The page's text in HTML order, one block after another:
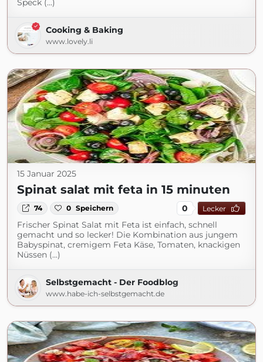
Speck (...)
Cooking & Baking
www.lovely.li
15 Januar 2025
Spinat salat mit feta in 15 minuten
74 0 Speichern 0 Lecker
Frischer Spinat Salat mit Feta ist einfach, schnell
gemacht und so lecker! Die Kombination aus jungem
Babyspinat, cremigem Feta Käse, Tomaten, knackigen
Nüssen (...)
Selbstgemacht - Der Foodblog
www.habe-ich-selbstgemacht.de